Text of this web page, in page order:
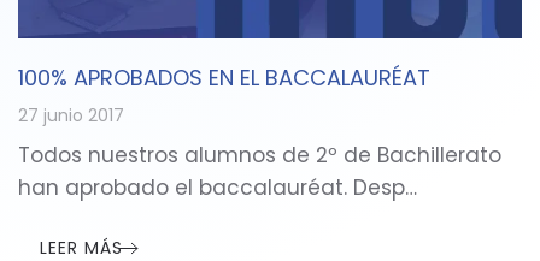
100% APROBADOS EN EL BACCALAURÉAT
27 junio 2017
Todos nuestros alumnos de 2º de Bachillerato
han aprobado el baccalauréat. Desp…
LEER MÁS